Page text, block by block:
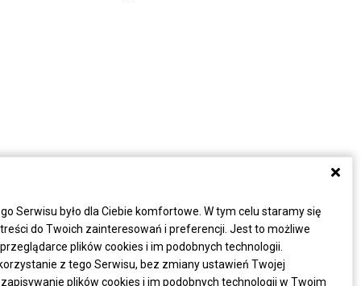
Serwisu było dla Ciebie komfortowe. W tym celu staramy się
do Twoich zainteresowań i preferencji. Jest to możliwe
plików cookies i im podobnych technologii.
z tego Serwisu, bez zmiany ustawień Twojej
plików cookies i im podobnych technologii w Twoim